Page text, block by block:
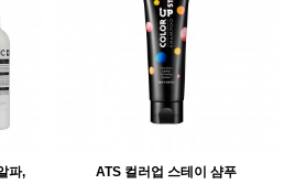
파,
ATS 컬러업 스테이 샴푸